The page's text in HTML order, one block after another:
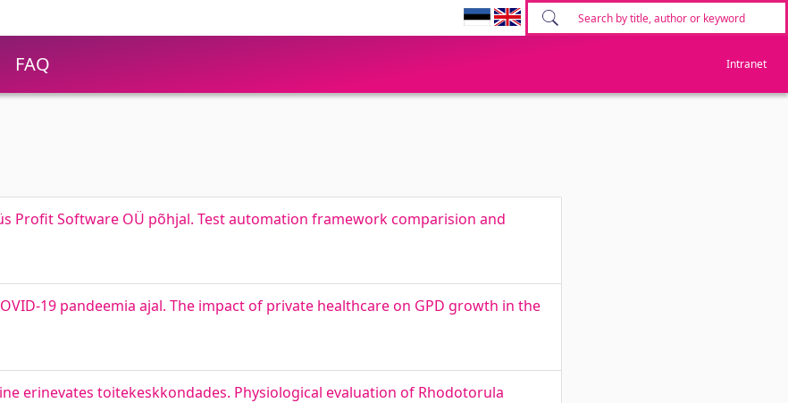
FAQ Intranet
Profit Software OÜ põhjal. Test automation framework comparision and
19 pandeemia ajal. The impact of private healthcare on GPD growth in the
erinevates toitekeskkondades. Physiological evaluation of Rhodotorula